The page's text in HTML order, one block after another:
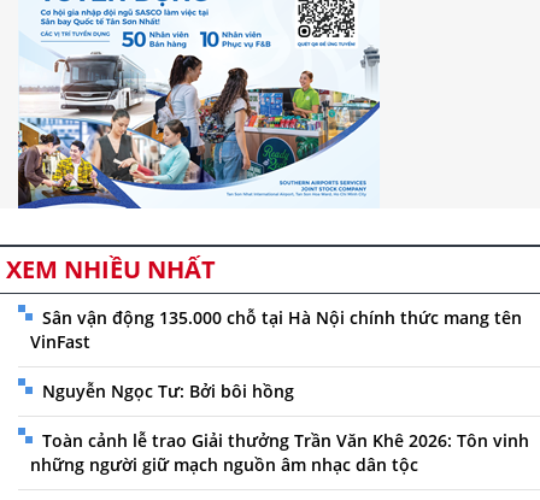
XEM NHIỀU NHẤT
Sân vận động 135.000 chỗ tại Hà Nội chính thức mang tên
VinFast
Nguyễn Ngọc Tư: Bởi bôi hồng
Toàn cảnh lễ trao Giải thưởng Trần Văn Khê 2026: Tôn vinh
những người giữ mạch nguồn âm nhạc dân tộc